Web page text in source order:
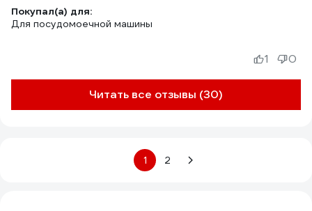
Покупал(а) для:
Для посудомоечной машины
Читать все отзывы (30)
1 0
1 2